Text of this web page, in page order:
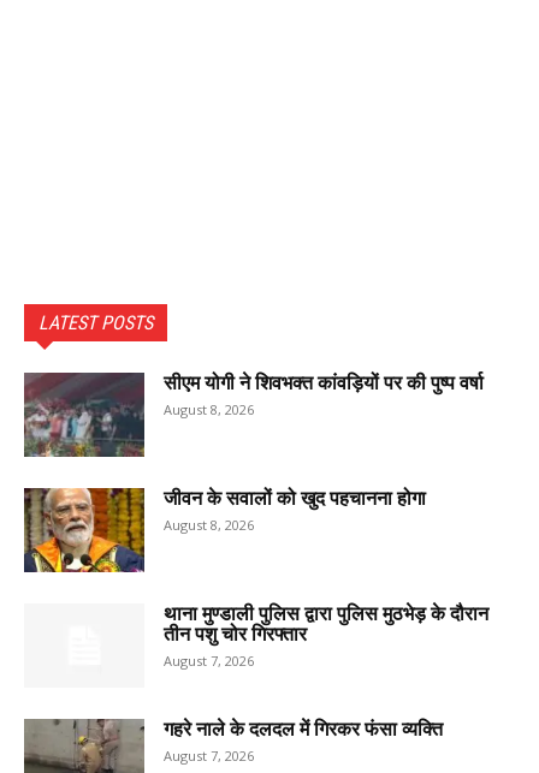
LATEST POSTS
सीएम योगी ने शिवभक्त कांवड़ियों पर की पुष्प वर्षा
August 8, 2026
जीवन के सवालों को खुद पहचानना होगा
August 8, 2026
थाना मुण्डाली पुलिस द्वारा पुलिस मुठभेड़ के दौरान
तीन पशु चोर गिरफ्तार
August 7, 2026
गहरे नाले के दलदल में गिरकर फंसा व्यक्ति
August 7, 2026